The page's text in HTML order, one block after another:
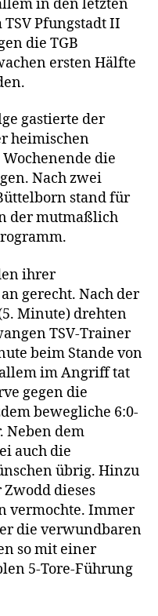
in den letzten
Pfungstadt II
die TGB
ersten Hälfte
gastierte der
heimischen
die
Nach zwei
stand für
der mutmaßlich
ihrer
gerecht. Nach der
Minute) drehten
TSV-Trainer
beim Stande von
im Angriff tat
gegen die
bewegliche 6:0-
Neben dem
auch die
übrig. Hinzu
dieses
vermochte. Immer
die verwundbaren
so mit einer
5-Tore-Führung